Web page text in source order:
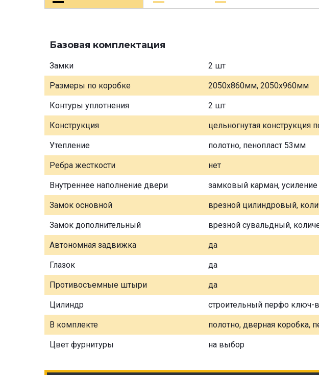
Базовая комплектация
Замки 2 шт
Размеры по коробке 2050х860мм, 2050х960мм
Контуры уплотнения 2 шт
Конструкция цельногнутая конструкция
Утепление полотно, пенопласт 53мм
Ребра жесткости нет
Внутреннее наполнение двери замковый карман, усиление
Замок основной врезной цилиндровый,
Замок дополнительный врезной сувальдный,
Автономная задвижка да
Глазок да
Противосъемные штыри да
Цилиндр строительный перфо ключ-
В комплекте полотно, дверная коробка,
Цвет фурнитуры на выбор